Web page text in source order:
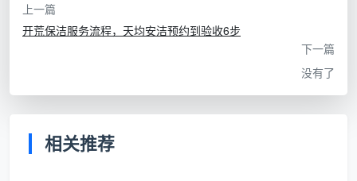
力。我们不觉得“签承诺书”是生分，恰恰相反——敢写
承诺书、承诺书写得越具体，才越说明一家公司对自己
应该包含这五条
在成都天均安洁保洁，每一位业主在签合同时都会
上一篇
开荒保洁服务流程，天均安洁预约到验收6步
下一篇
没有了
相关推荐